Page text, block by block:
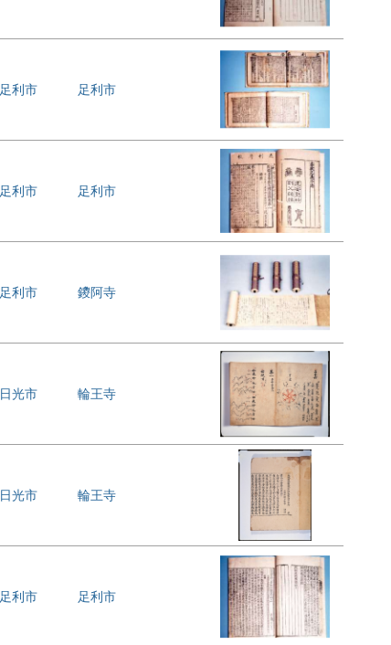
足利市 足利市
足利市 足利市
足利市 鑁阿寺
日光市 輪王寺
日光市 輪王寺
足利市 足利市